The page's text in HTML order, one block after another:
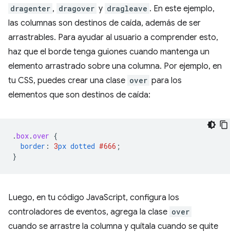
dragenter , dragover y dragleave . En este ejemplo,
las columnas son destinos de caída, además de ser
arrastrables. Para ayudar al usuario a comprender esto,
haz que el borde tenga guiones cuando mantenga un
elemento arrastrado sobre una columna. Por ejemplo, en
tu CSS, puedes crear una clase over para los
elementos que son destinos de caída:
.box.over {
border : 3px dotted #666 ;
}
Luego, en tu código JavaScript, configura los
controladores de eventos, agrega la clase over
cuando se arrastre la columna y quítala cuando se quite